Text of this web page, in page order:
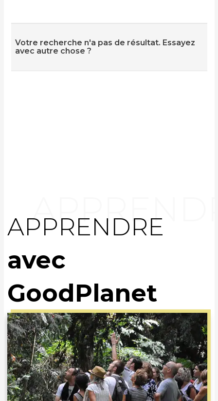
Votre recherche n'a pas de résultat. Essayez
avec autre chose ?
APPRENDRE
avec
GoodPlanet